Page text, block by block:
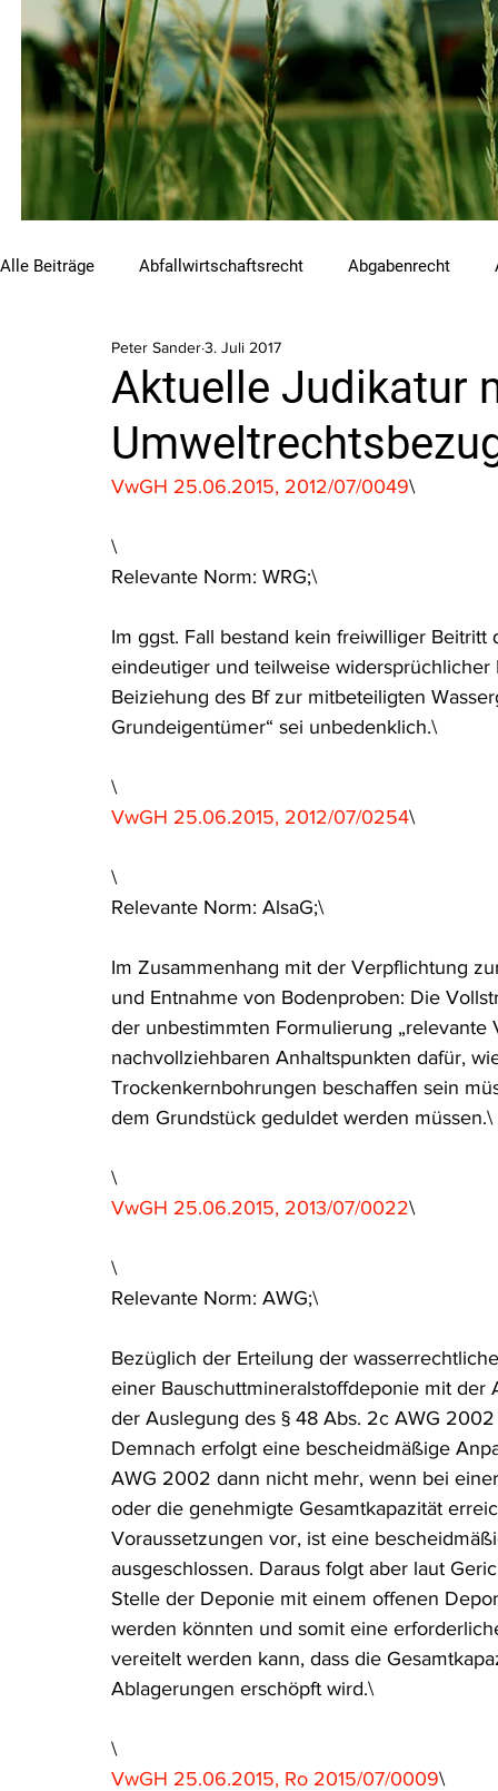
Alle Beiträge Abfallwirtschaftsrecht Abgabenrecht
Beihilfen und Förderungen
Luftreinhalterecht Naturschutzrecht
Wasserrecht RDU Umwelt-Ausgabe Erdgas
Aktuelle Judikatur
Peter Sander3. Juli 2017
VwGH 25.06.2015, 2012/07/0049\
\
Relevante Norm: WRG;\
Im ggst. Fall bestand kein freiwilliger
eindeutiger und teilweise
Beiziehung des Bf zur mitbeteiligten
Grundeigentümer“ sei unbedenklich.\
\
VwGH 25.06.2015, 2012/07/0254\
\
Relevante Norm: AlsaG;\
Im Zusammenhang mit der Verpflichtung
und Entnahme von Bodenproben: Die
der unbestimmten Formulierung
nachvollziehbaren Anhaltspunkten dafür,
Trockenkernbohrungen beschaffen sein
dem Grundstück geduldet werden müssen.\
\
VwGH 25.06.2015, 2013/07/0022\
\
Relevante Norm: AWG;\
Bezüglich der Erteilung der
einer Bauschuttmineralstoffdeponie mit
der Auslegung des § 48 Abs. 2c AWG
Demnach erfolgt eine bescheidmäßige
AWG 2002 dann nicht mehr, wenn bei
oder die genehmigte Gesamtkapazität
Voraussetzungen vor, ist eine
ausgeschlossen. Daraus folgt aber laut
Stelle der Deponie mit einem offenen
werden könnten und somit eine
vereitelt werden kann, dass die
Ablagerungen erschöpft wird.\
\
VwGH 25.06.2015, Ro 2015/07/0009\